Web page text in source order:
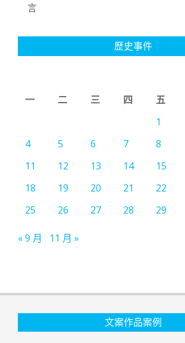
言
歷史事件
一
二 三 四 五
1
4
5 6 7 8
11
12 13 14 15
18
19 20 21 22
25
26 27 28 29
« 9 月 11 月 »
文案作品案例